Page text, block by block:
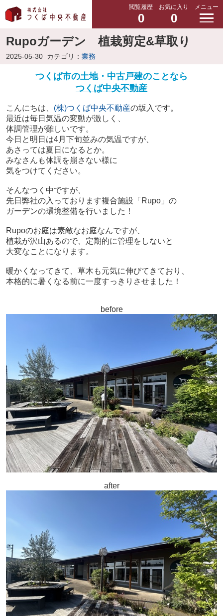
閲覧履歴
0
お気に入り
0
メニュー
Rupoガーデン 植栽剪定&草取り
2025-05-30 カテゴリ： 業務
つくば市の土地・中古戸建のことなら
つくば中央不動産
こんにちは、 (株)つくば中央不動産の坂入です。
最近は毎日気温の変動が激しく、
体調管理が難しいです。
今日と明日は4月下旬並みの気温ですが、
あさっては夏日になるとか。
みなさんも体調を崩さない様に
気をつけてください。
そんなつく中ですが、
先日弊社の入っております複合施設「Rupo」の
ガーデンの環境整備を行いました！
Rupoのお庭は素敵なお庭なんですが、
植栽が沢山あるので、定期的に管理をしないと
大変なことになります。
暖かくなってきて、草木も元気に伸びてきており、
本格的に暑くなる前に一度すっきりさせました！
before
after